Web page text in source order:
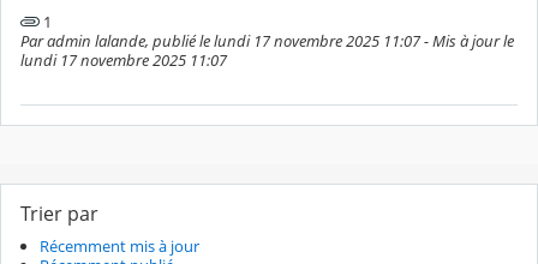
1
Par admin lalande, publié le lundi 17 novembre 2025 11:07 - Mis à jour le
lundi 17 novembre 2025 11:07
Trier par
Récemment mis à jour